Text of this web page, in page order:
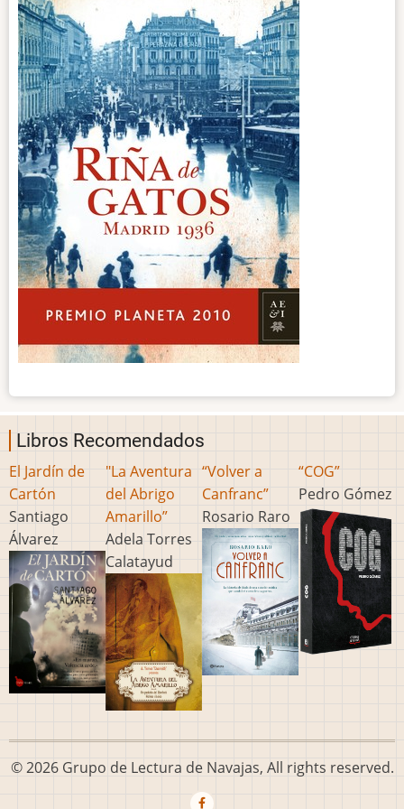
Libros Recomendados
El Jardín de
Cartón
Santiago
Álvarez
"La Aventura
del Abrigo
Amarillo”
Adela Torres
Calatayud
“Volver a
Canfranc”
Rosario Raro
“COG”
Pedro Gómez
© 2026 Grupo de Lectura de Navajas, All rights reserved.